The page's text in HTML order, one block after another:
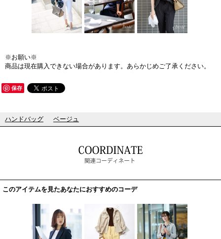
※お願い※
商品は現在購入できない場合があります。あらかじめご了承ください。
保存
ハンドバッグ ベージュ
このアイテムを見たあなたにおすすめのコーデ